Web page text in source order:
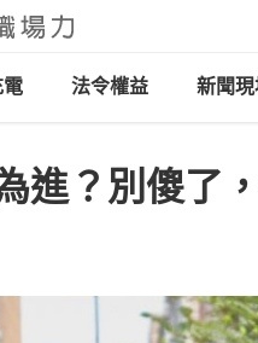
電 法令權益 新聞現
進？別傻了